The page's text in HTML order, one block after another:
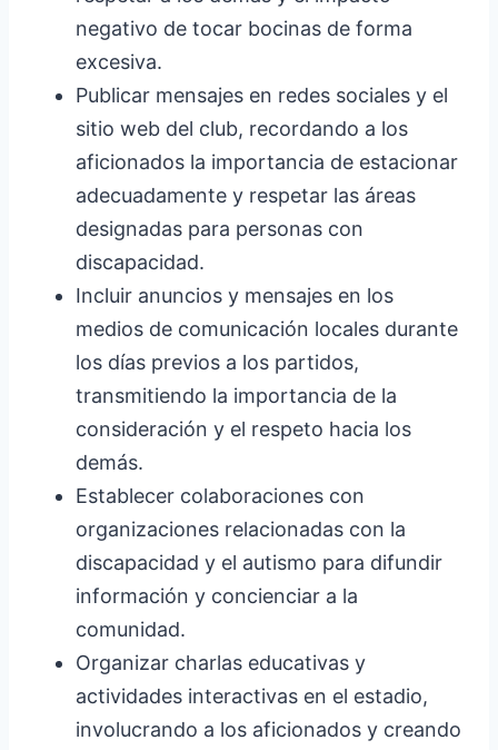
negativo de tocar bocinas de forma
excesiva.
Publicar mensajes en redes sociales y el
sitio web del club, recordando a los
aficionados la importancia de estacionar
adecuadamente y respetar las áreas
designadas para personas con
discapacidad.
Incluir anuncios y mensajes en los
medios de comunicación locales durante
los días previos a los partidos,
transmitiendo la importancia de la
consideración y el respeto hacia los
demás.
Establecer colaboraciones con
organizaciones relacionadas con la
discapacidad y el autismo para difundir
información y concienciar a la
comunidad.
Organizar charlas educativas y
actividades interactivas en el estadio,
involucrando a los aficionados y creando